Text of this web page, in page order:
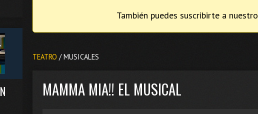
También puedes suscribirte a nuestro
TEATRO / MUSICALES
MAMMA MIA!! EL MUSICAL